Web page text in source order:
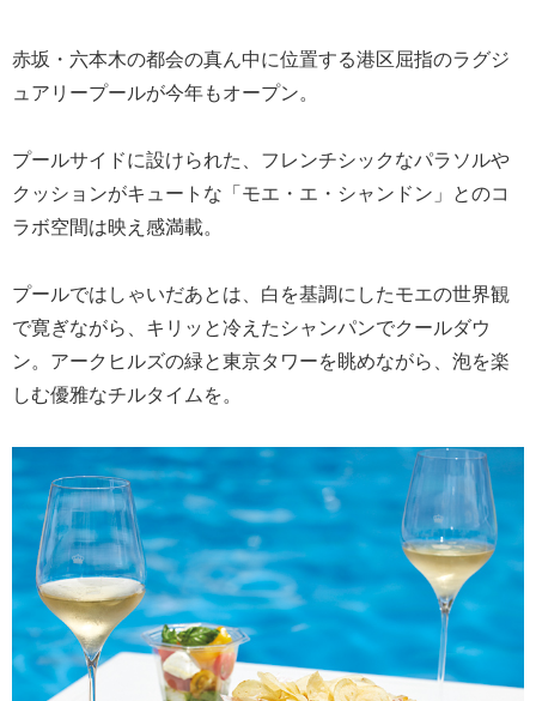
赤坂・六本木の都会の真ん中に位置する港区屈指のラグジ
ュアリープールが今年もオープン。
プールサイドに設けられた、フレンチシックなパラソルや
クッションがキュートな「モエ・エ・シャンドン」とのコ
ラボ空間は映え感満載。
プールではしゃいだあとは、白を基調にしたモエの世界観
で寛ぎながら、キリッと冷えたシャンパンでクールダウ
ン。アークヒルズの緑と東京タワーを眺めながら、泡を楽
しむ優雅なチルタイムを。